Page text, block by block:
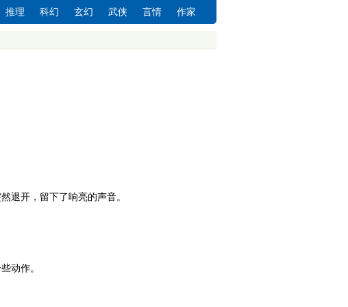
推理 科幻 玄幻 武侠 言情 作家
退开，留下了响亮的声音。
动作。